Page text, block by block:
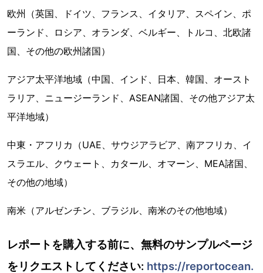
欧州（英国、ドイツ、フランス、イタリア、スペイン、ポ
ーランド、ロシア、オランダ、ベルギー、トルコ、北欧諸
国、その他の欧州諸国）
アジア太平洋地域（中国、インド、日本、韓国、オースト
ラリア、ニュージーランド、ASEAN諸国、その他アジア太
平洋地域）
中東・アフリカ（UAE、サウジアラビア、南アフリカ、イ
スラエル、クウェート、カタール、オマーン、MEA諸国、
その他の地域）
南米（アルゼンチン、ブラジル、南米のその他地域）
レポートを購入する前に、無料のサンプルページ
をリクエストしてください: https://reportocean.